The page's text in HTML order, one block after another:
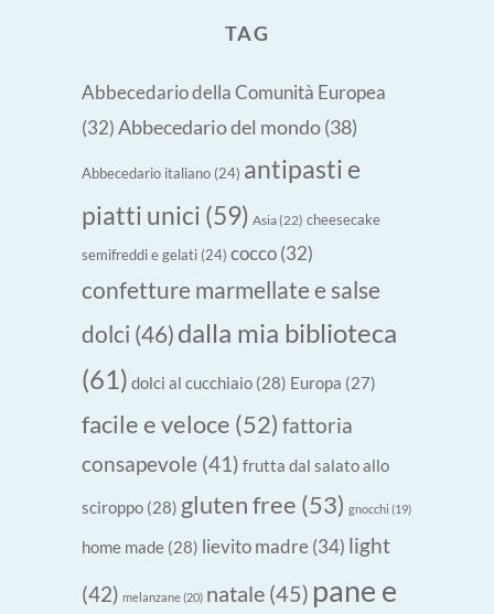
TAG
Abbecedario della Comunità Europea
(32) Abbecedario del mondo(38)
Abbecedario italiano (24) antipasti e
piatti unici (59) Asia(22) cheesecake
semifreddi e gelati (24) cocco (32)
confetture marmellate e salse
dolci (46) dalla mia biblioteca
(61) dolci al cucchiaio (28) Europa (27)
facile e veloce (52) fattoria
consapevole (41) frutta dal salato allo
sciroppo (28) gluten free (53) gnocchi (19)
home made (28) lievito madre(34) light
(42) melanzane(20) natale (45) pane e